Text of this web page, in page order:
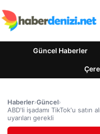
Güncel Haberler
Haberler›Güncel›
ABD'li işadamı TikTok'u satın
uyarıları gerekli